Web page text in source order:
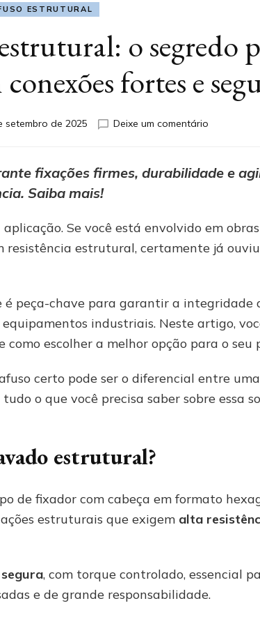
ESTRUTURAL
o segredo
fortes e
setembro de 2025 Deixe um comentário
estrutural:
o
projetos
exigem
e
seguras
fixações firmes, durabilidade e
Saiba mais!
Se você está envolvido em
resistência estrutural, certamente já
é peça-chave para garantir a integridade
industriais. Neste artigo,
escolher a melhor opção para o seu
certo pode ser o diferencial entre
o que você precisa saber sobre essa
estrutural?
de fixador com cabeça em formato
estruturais que exigem alta
, com torque controlado, essencial
e de grande responsabilidade.